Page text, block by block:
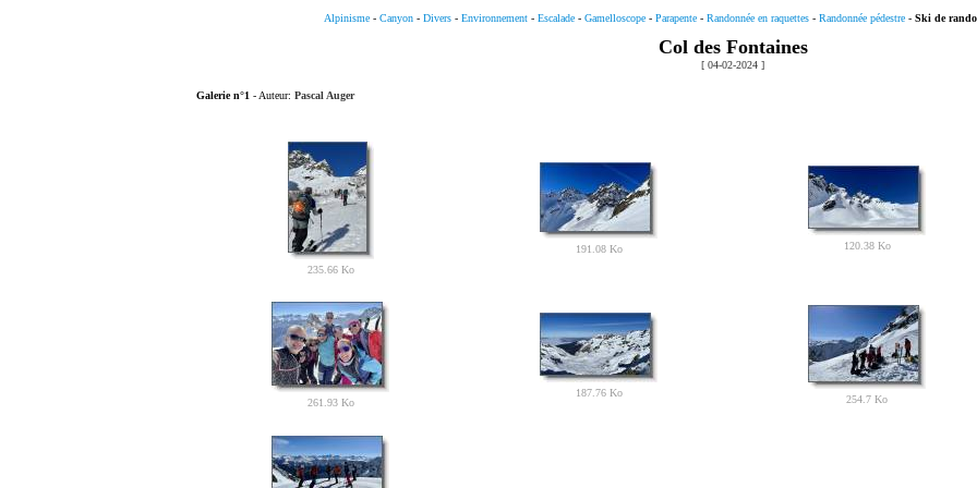
Alpinisme - Canyon - Divers - Environnement - Escalade - Gamelloscope - Parapente - Randonnée en raquettes - Randonnée pédestre - Ski de
Col des Fontaines
[ 04-02-2024 ]
Galerie n°1 - Auteur: Pascal Auger
235.66 Ko
191.08 Ko 120.38 Ko
261.93 Ko
187.76 Ko
254.7 Ko